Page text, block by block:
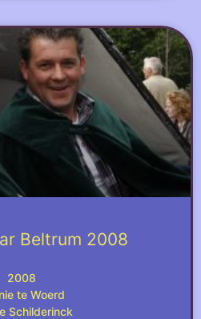
Beltrum 2008
2008
te Woerd
Schilderinck